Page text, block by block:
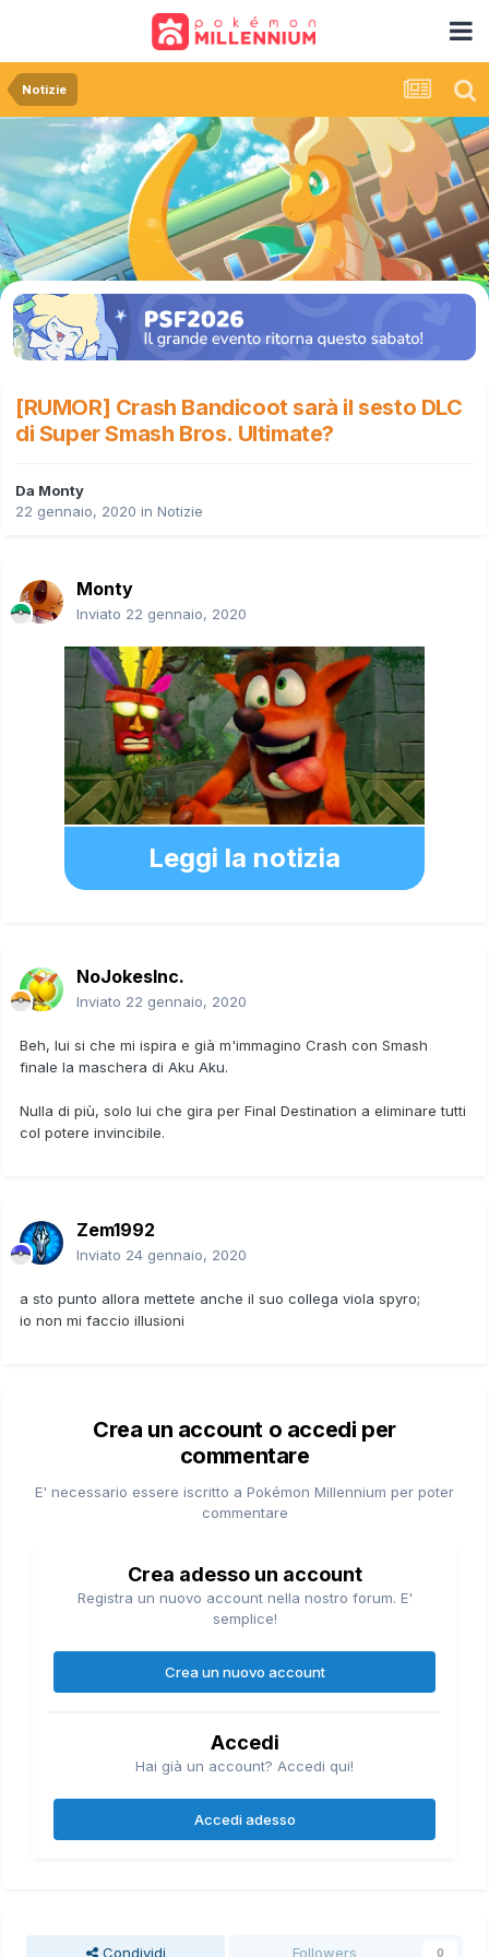
Notizie
[RUMOR] Crash Bandicoot sarà il sesto DLC
di Super Smash Bros. Ultimate?
Da Monty
22 gennaio, 2020 in Notizie
Monty
Inviato 22 gennaio, 2020
Leggi la notizia
NoJokesInc.
Inviato 22 gennaio, 2020
Beh, lui si che mi ispira e già m'immagino Crash con Smash
finale la maschera di Aku Aku.
Nulla di più, solo lui che gira per Final Destination a eliminare tutti
col potere invincibile.
Zem1992
Inviato 24 gennaio, 2020
a sto punto allora mettete anche il suo collega viola spyro;
io non mi faccio illusioni
Crea un account o accedi per
commentare
E' necessario essere iscritto a Pokémon Millennium per poter
commentare
Crea adesso un account
Registra un nuovo account nella nostro forum. E'
semplice!
Crea un nuovo account
Accedi
Hai già un account? Accedi qui!
Accedi adesso
Condividi Followers 0